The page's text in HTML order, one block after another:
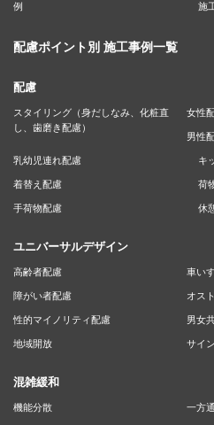
例
施
配慮ポイント別 施工事例一覧
配慮
スタイリング（身だしなみ、化粧直
し、歯磨き配慮）
女性
男性
乳幼児連れ配慮 キ
着替え配慮 荷
手荷物配慮 休
ユニバーサルデザイン
高齢者配慮 車い
障がい者配慮 オス
性的マイノリティ配慮 男女
地域開放 サイ
混雑緩和
機能分散 一方